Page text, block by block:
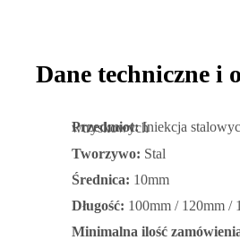
Dane techniczne i
Przedmiot:
Iniekcja stalowych pakerów wtryskowych
Tworzywo: Stal
Średnica: 10mm
Długość: 100mm / 120mm /
Minimalna ilość